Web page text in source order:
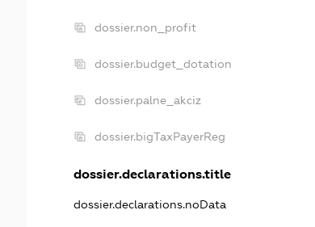
dossier.non_profit
dossier.budget_dotation
dossier.palne_akciz
dossier.bigTaxPayerReg
dossier.declarations.title
dossier.declarations.noData